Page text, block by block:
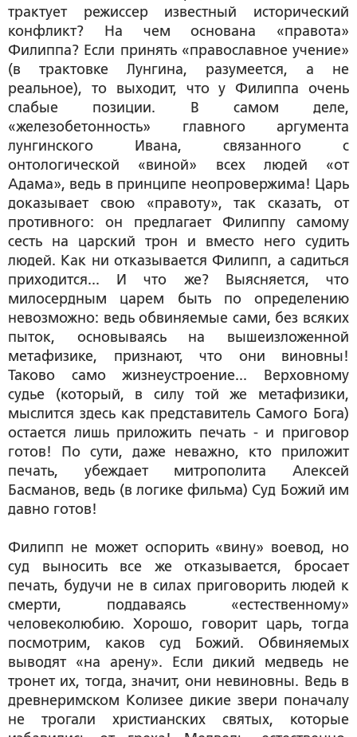
трактует режиссер известный исторический
конфликт? На чем основана «правота»
Филиппа? Если принять «православное учение»
(в трактовке Лунгина, разумеется, а не
реальное), то выходит, что у Филиппа очень
слабые позиции. В самом деле,
«железобетонность» главного аргумента
лунгинского Ивана, связанного с
онтологической «виной» всех людей «от
Адама», ведь в принципе неопровержима! Царь
доказывает свою «правоту», так сказать, от
противного: он предлагает Филиппу самому
сесть на царский трон и вместо него судить
людей. Как ни отказывается Филипп, а садиться
приходится... И что же? Выясняется, что
милосердным царем быть по определению
невозможно: ведь обвиняемые сами, без всяких
пыток, основываясь на вышеизложенной
метафизике, признают, что они виновны!
Таково само жизнеустроение... Верховному
судье (который, в силу той же метафизики,
мыслится здесь как представитель Самого Бога)
остается лишь приложить печать - и приговор
готов! По сути, даже неважно, кто приложит
печать, убеждает митрополита Алексей
Басманов, ведь (в логике фильма) Суд Божий им
давно готов!
Филипп не может оспорить «вину» воевод, но
суд выносить все же отказывается, бросает
печать, будучи не в силах приговорить людей к
смерти, поддаваясь «естественному»
человеколюбию. Хорошо, говорит царь, тогда
посмотрим, каков суд Божий. Обвиняемых
выводят «на арену». Если дикий медведь не
тронет их, тогда, значит, они невиновны. Ведь в
древнеримском Колизее дикие звери поначалу
не трогали христианских святых, которые